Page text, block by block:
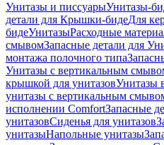
Унитазы и писсуарыУнитазы-
детали для Крышки-бидеДля
бидеУнитазыРасходные
смывомЗапасные детали для
монтажа полочного типа
Унитазы с вертикальным
крышкой для унитазовУнитазы
унитазы с вертикальным
исполнении ComfortЗапасные
унитазовСиденья для унитазов
унитазыНапольные унитазы